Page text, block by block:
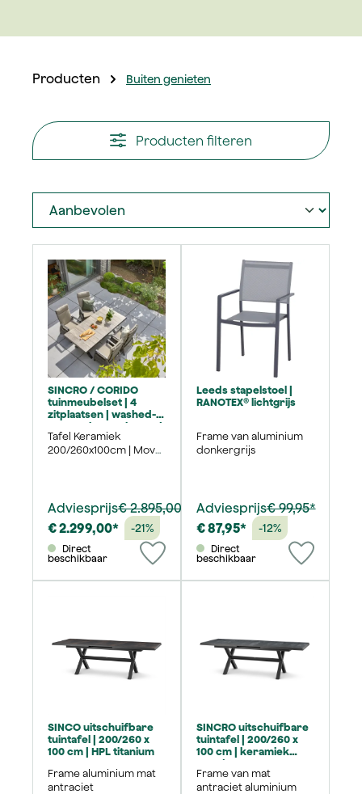
Producten Buiten genieten
Producten filteren
SINCRO / CORIDO
tuinmeubelset | 4
zitplaatsen | washed-
grey / charcoal-grey |
incl. kussen
Tafel Keramiek
200/260x100cm | Move
Adviesprijs€ 2.895,00*
€ 2.299,00*
-21%
beschikbaar
Leeds stapelstoel |
RANOTEX® lichtgrijs
Frame van aluminium
donkergrijs
Adviesprijs€ 99,95*
€ 87,95*
-12%
beschikbaar
SINCO uitschuifbare
tuintafel | 200/260 x
100 cm | HPL titanium
Frame aluminium mat
antraciet
SINCRO uitschuifbare
tuintafel | 200/260 x
100 cm | keramiek
wood-grey
Frame van mat
antraciet aluminium